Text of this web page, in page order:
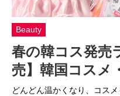
Beauty
春の韓コス発売
売】韓国コスメ
どんどん温かくなり、コス